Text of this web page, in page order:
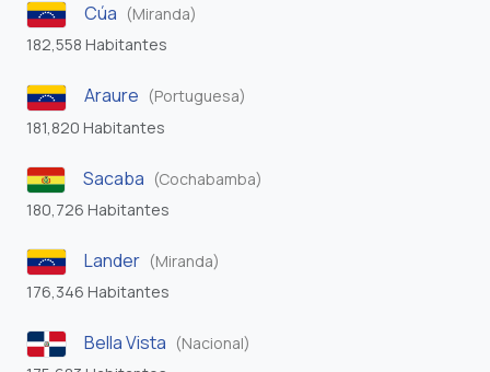
Cúa (Miranda)
182,558 Habitantes
Araure (Portuguesa)
181,820 Habitantes
Sacaba (Cochabamba)
180,726 Habitantes
Lander (Miranda)
176,346 Habitantes
Bella Vista (Nacional)